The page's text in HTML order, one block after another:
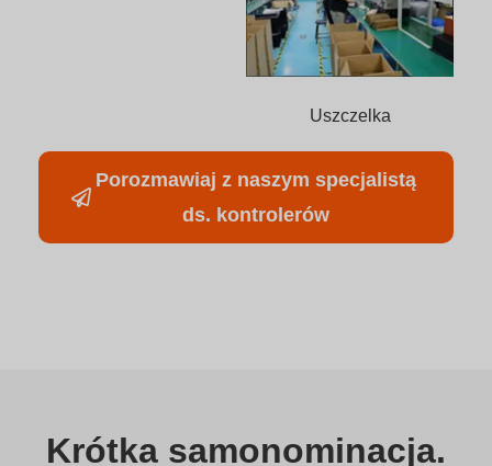
Uszczelka
Porozmawiaj z naszym specjalistą
ds. kontrolerów
Krótka samonominacja.